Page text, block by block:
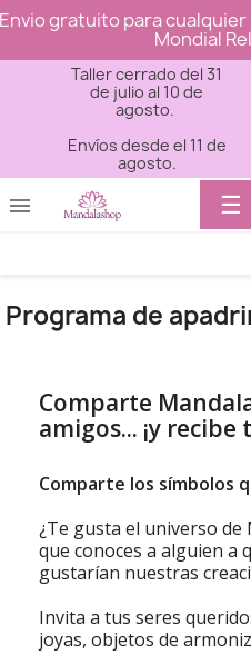
Envio gratuito para cualquier
Mondial
Taller cerrado del 31
de julio al 10 de
agosto.
Envíos desde el 11 de
agosto.
 ☰
Programa de
Comparte
amigos... ¡y
Comparte los símbolos
¿Te gusta el universo de
que conoces a alguien a
gustarían nuestras
Invita a tus seres
joyas, objetos de